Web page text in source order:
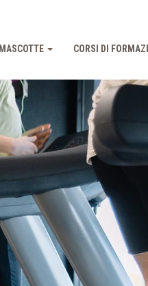
MASCOTTE CORSI DI